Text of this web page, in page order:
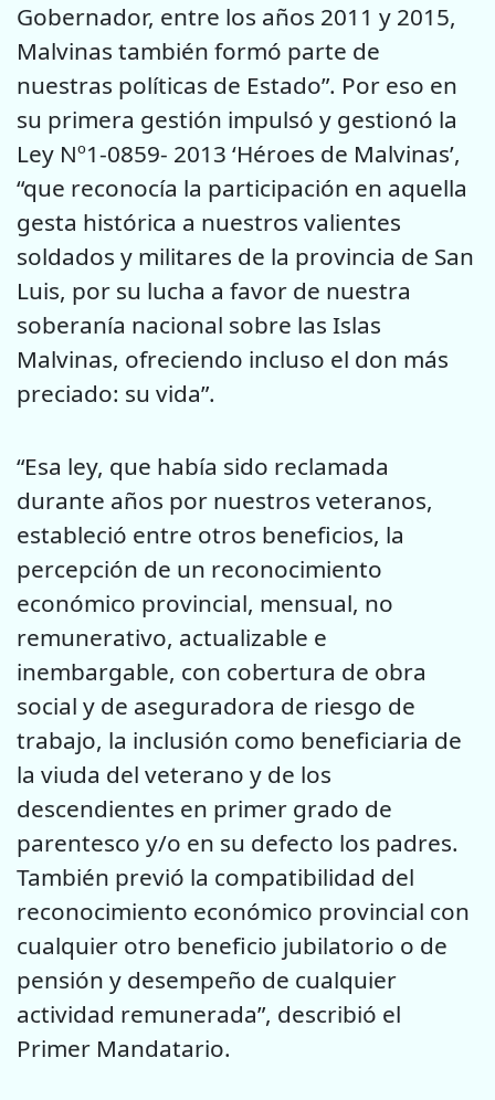
Gobernador, entre los años 2011 y 2015,
Malvinas también formó parte de
nuestras políticas de Estado”. Por eso en
su primera gestión impulsó y gestionó la
Ley Nº1-0859- 2013 ‘Héroes de Malvinas’,
“que reconocía la participación en aquella
gesta histórica a nuestros valientes
soldados y militares de la provincia de San
Luis, por su lucha a favor de nuestra
soberanía nacional sobre las Islas
Malvinas, ofreciendo incluso el don más
preciado: su vida”.
“Esa ley, que había sido reclamada
durante años por nuestros veteranos,
estableció entre otros beneficios, la
percepción de un reconocimiento
económico provincial, mensual, no
remunerativo, actualizable e
inembargable, con cobertura de obra
social y de aseguradora de riesgo de
trabajo, la inclusión como beneficiaria de
la viuda del veterano y de los
descendientes en primer grado de
parentesco y/o en su defecto los padres.
También previó la compatibilidad del
reconocimiento económico provincial con
cualquier otro beneficio jubilatorio o de
pensión y desempeño de cualquier
actividad remunerada”, describió el
Primer Mandatario.